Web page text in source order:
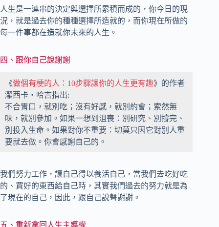
人生是一連串的決定與選擇所累積而成的，你今日的現
況，就是過去你的種種選擇所造就的，而你現在所做的
每一件事都在造就你未來的人生。
四、跟你自己說謝謝
《做個有梗的人：10步驟讓你的人生更有趣》的作者
潔西卡‧哈吉指出:
不合胃口，就別吃；沒有好感，就別約會；索然無
味，就別參加。如果一想到沮喪：別研究、別撐完、
別投入生命。如果對你不重要：切莫只因它對別人重
要就去做。你會感謝自己的。
我們努力工作，讓自己得以養活自己，當我們去吃好吃
的、買好的東西給自己時，其實我們過去的努力就是為
了現在的自己，因此，跟自己說聲謝謝。
五、重新拿回人生主導權